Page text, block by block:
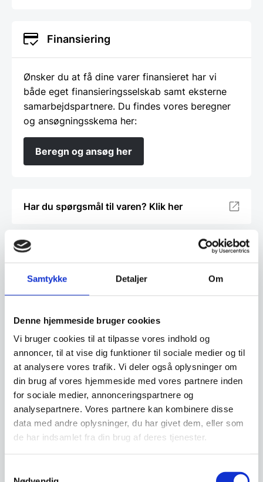
Samtykke Detaljer Om
Denne hjemmeside bruger cookies
Vi bruger cookies til at tilpasse vores indhold og
annoncer, til at vise dig funktioner til sociale medier og til
at analysere vores trafik. Vi deler også oplysninger om
din brug af vores hjemmeside med vores partnere inden
for sociale medier, annonceringspartnere og
analysepartnere. Vores partnere kan kombinere disse
data med andre oplysninger, du har givet dem, eller som
de har indsamlet fra din brug af deres tjenester.
Finansiering
Ønsker du at få dine varer finansieret har vi
både eget finansieringsselskab samt eksterne
samarbejdspartnere. Du findes vores beregner
og ansøgningsskema her:
Beregn og ansøg her
Har du spørgsmål til varen? Klik her
Vi prismatcher - Klik her
Relaterede varer
SPAR 36%
Drypbakke 50×50 cm
m/gitter, Pujadas
Den
pris
Den
ex. moms
Drypbakke i plast 50×50
cm, Maxima
Mål: 50x50 cm Kan bruges som
drypbakke til opvaskebakker,
samt låg til…